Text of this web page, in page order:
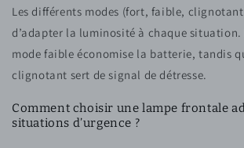
Les différents modes (fort, faible,
d’adapter la luminosité à chaque situation.
mode faible économise la batterie, tandis
clignotant sert de signal de détresse.
Comment choisir une lampe frontale
situations d’urgence ?